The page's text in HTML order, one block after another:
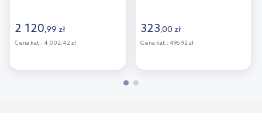
2 120,99 zł
Cena kat.: 4 002,42 zł
323,00 zł
Cena kat.: 496,92 zł